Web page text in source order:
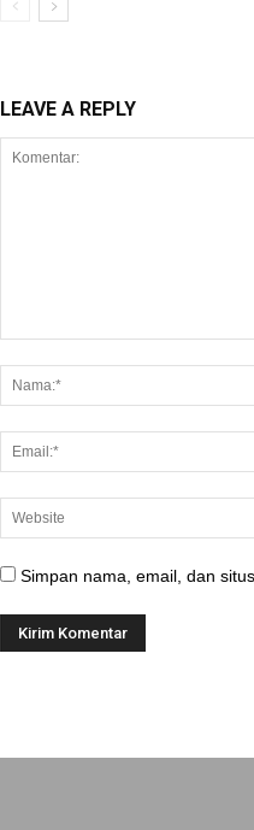
LEAVE A REPLY
Simpan nama, email, dan